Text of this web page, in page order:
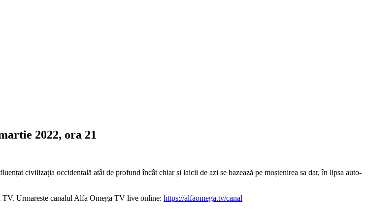
2022, ora 21
civilizația occidentală atât de profund încât chiar și laicii de azi se bazează pe moștenirea sa dar, în lipsa auto-
Urmareste canalul Alfa Omega TV live online: https://alfaomega.tv/canal